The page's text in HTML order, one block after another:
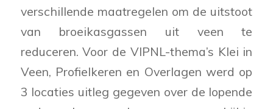
verschillende maatregelen om de uitstoot
van broeikasgassen uit veen te
reduceren. Voor de VIPNL-thema’s Klei in
Veen, Profielkeren en Overlagen werd op
3 locaties uitleg gegeven over de lopende